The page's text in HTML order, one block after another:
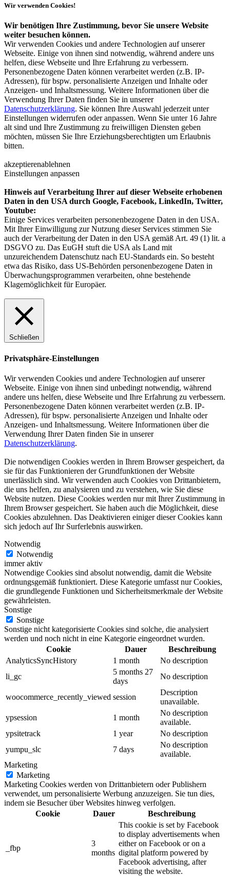
Wir verwenden Cookies!
Wir benötigen Ihre Zustimmung, bevor Sie unsere Website
weiter besuchen können.
Wir verwenden Cookies und andere Technologien auf unserer
Webseite. Einige von ihnen sind notwendig, während andere uns
helfen, diese Webseite und Ihre Erfahrung zu verbessern.
Personenbezogene Daten können verarbeitet werden (z.B. IP-
Adressen), für bspw. personalisierte Anzeigen und Inhalte oder
Anzeigen- und Inhaltsmessung. Weitere Informationen über die
Verwendung Ihrer Daten finden Sie in unserer
Datenschutzerklärung. Sie können Ihre Auswahl jederzeit unter
Einstellungen widerrufen oder anpassen. Wenn Sie unter 16 Jahre
alt sind und Ihre Zustimmung zu freiwilligen Diensten geben
möchten, müssen Sie Ihre Erziehungsberechtigten um Erlaubnis
bitten.
akzeptierenablehnen
Einstellungen anpassen
Hinweis auf Verarbeitung Ihrer auf dieser Webseite erhobenen
Daten in den USA durch Google, Facebook, LinkedIn, Twitter,
Youtube:
Einige Services verarbeiten personenbezogene Daten in den USA.
Mit Ihrer Einwilligung zur Nutzung dieser Services stimmen Sie
auch der Verarbeitung der Daten in den USA gemäß Art. 49 (1) lit. a
DSGVO zu. Das EuGH stuft die USA als Land mit
unzureichendem Datenschutz nach EU-Standards ein. So besteht
etwa das Risiko, dass US-Behörden personenbezogene Daten in
Überwachungsprogrammen verarbeiten, ohne bestehende
Klagemöglichkeit für Europäer.
Schließen
Privatsphäre-Einstellungen
Wir verwenden Cookies und andere Technologien auf unserer
Webseite. Einige von ihnen sind unbedingt notwendig, während
andere uns helfen, diese Webseite und Ihre Erfahrung zu verbessern.
Personenbezogene Daten können verarbeitet werden (z.B. IP-
Adressen), für bspw. personalisierte Anzeigen und Inhalte oder
Anzeigen- und Inhaltsmessung. Weitere Informationen über die
Verwendung Ihrer Daten finden Sie in unserer
Datenschutzerklärung.
Die notwendigen Cookies werden in Ihrem Browser gespeichert, da
sie für das Funktionieren der Grundfunktionen der Website
unerlässlich sind. Wir verwenden auch Cookies von Drittanbietern,
die uns helfen, zu analysieren und zu verstehen, wie Sie diese
Website nutzen. Diese Cookies werden nur mit Ihrer Zustimmung in
Ihrem Browser gespeichert. Sie haben auch die Möglichkeit, diese
Cookies abzulehnen. Das Deaktivieren einiger dieser Cookies kann
sich jedoch auf Ihr Surferlebnis auswirken.
Notwendig
Notwendig
immer aktiv
Notwendige Cookies sind absolut notwendig, damit die Website
ordnungsgemäß funktioniert. Diese Kategorie umfasst nur Cookies,
die grundlegende Funktionen und Sicherheitsmerkmale der Website
gewährleisten.
Sonstige
Sonstige
Sonstige nicht kategorisierte Cookies sind solche, die analysiert
werden und noch nicht in eine Kategorie eingeordnet wurden.
Cookie
Dauer
Beschreibung
AnalyticsSyncHistory
1 month
No description
li_gc
5 months 27
days
No description
woocommerce_recently_viewed session
Description
unavailable.
ypsession
1 month
No description
available.
ypsitetrack
1 year
No description
yumpu_slc
7 days
No description
available.
Marketing
Marketing
Marketing Cookies werden von Drittanbietern oder Publishern
verwendet, um personalisierte Werbung anzuzeigen. Sie tun dies,
indem sie Besucher über Websites hinweg verfolgen.
Cookie
Dauer Beschreibung
_fbp
3
months
This cookie is set by Facebook
to display advertisements when
either on Facebook or on a
digital platform powered by
Facebook advertising, after
visiting the website.